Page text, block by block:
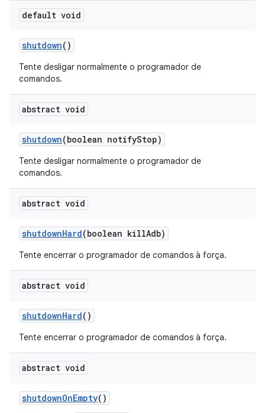
default void
shutdown()
Tente desligar normalmente o programador de
comandos.
abstract void
shutdown(boolean notifyStop)
Tente desligar normalmente o programador de
comandos.
abstract void
shutdownHard(boolean killAdb)
Tente encerrar o programador de comandos à força.
abstract void
shutdownHard()
Tente encerrar o programador de comandos à força.
abstract void
shutdownOnEmpty()